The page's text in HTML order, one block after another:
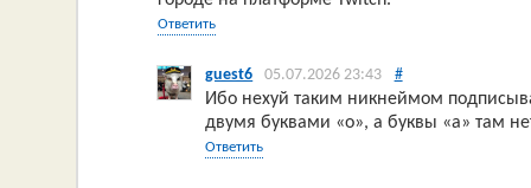
Ответить
guest6 05.07.2026 23:43 #
Ибо нехуй таким никнеймом
двумя буквами «о», а буквы «а» там
Ответить